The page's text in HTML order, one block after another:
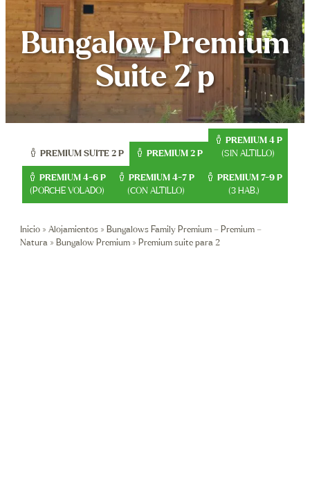
Contacto
OFERTAS
+34 972
Bungalow Premium
Suite 2 p
PREMIUM SUITE 2P PREMIUM 2 P
PREMIUM 4 P
(SIN ALTILLO)
PREMIUM 4-6 P
(PORCHE VOLADO)
PREMIUM 4-7 P
(CON ALTILLO)
PREMIUM 7-9 P
(3 HAB.)
Inicio » Alojamientos » Bungalows Family Premium – Premium –
Natura » Bungalow Premium » Premium suite para 2